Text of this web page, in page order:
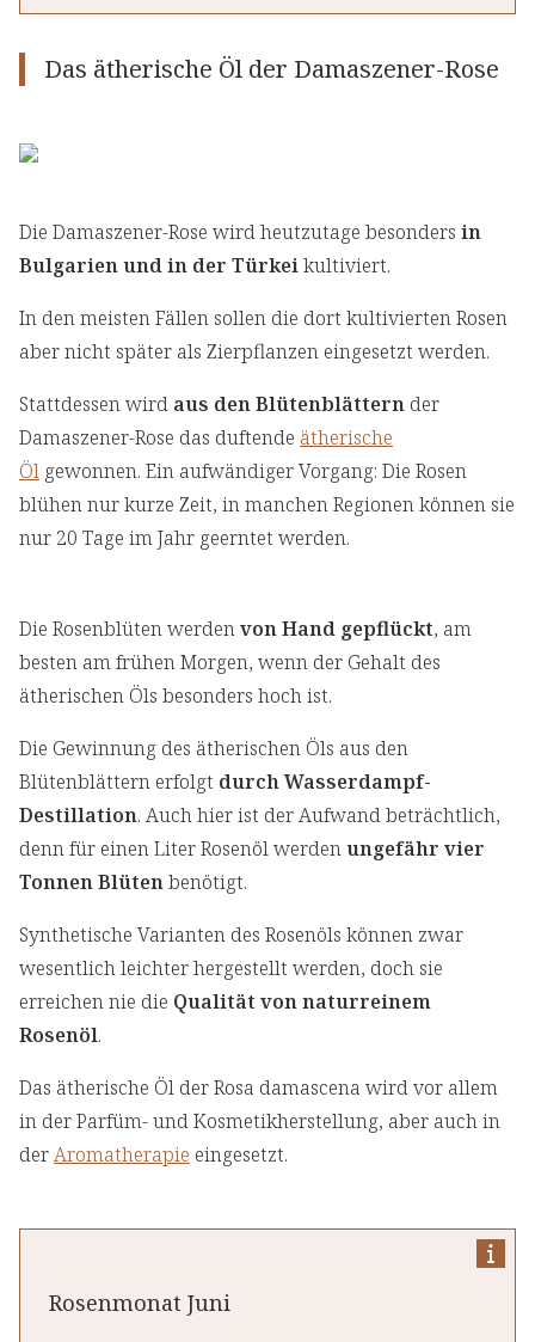
Das ätherische Öl der Damaszener-Rose
Die Damaszener-Rose wird heutzutage besonders in
Bulgarien und in der Türkeikultiviert.
In den meisten Fällen sollen die dort kultivierten Rosen
aber nicht später als Zierpflanzen eingesetzt werden.
Stattdessen wird aus den Blütenblättern der
Damaszener-Rose das duftende ätherische
Öl gewonnen. Ein aufwändiger Vorgang: Die Rosen
blühen nur kurze Zeit, in manchen Regionen können sie
nur 20 Tage im Jahr geerntet werden.
Die Rosenblüten werdenvon Hand gepflückt, am
besten am frühen Morgen, wenn der Gehalt des
ätherischen Öls besonders hoch ist.
Die Gewinnung des ätherischen Öls aus den
Blütenblättern erfolgt durch Wasserdampf-
Destillation. Auch hier ist der Aufwand beträchtlich,
denn für einen Liter Rosenöl werdenungefähr vier
Tonnen Blütenbenötigt.
Synthetische Varianten des Rosenöls können zwar
wesentlich leichter hergestellt werden, doch sie
erreichen nie die Qualität von naturreinem
Rosenöl.
Das ätherische Öl der Rosa damascena wird vor allem
in der Parfüm- und Kosmetikherstellung, aber auch in
derAromatherapie eingesetzt.
Rosenmonat Juni